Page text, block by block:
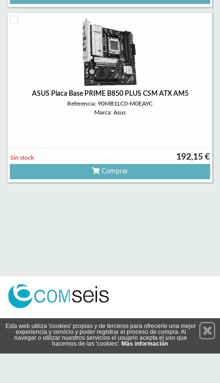
ASUS Placa Base PRIME B850 PLUS CSM ATX AM5
Referencia: 90MB1LC0-M0EAYC
Marca: Asus
192,15 €
Sin stock
Comprar
Suscríbete
Esta web utiliza 'cookies' propias y de terceros para ofrecerle una mejor
experiencia y servicio y poder registrar el proceso de compra. Al
navegar o utilizar nuestros servicios el usuario acepta el uso que
hacemos de las 'cookies'. Más información